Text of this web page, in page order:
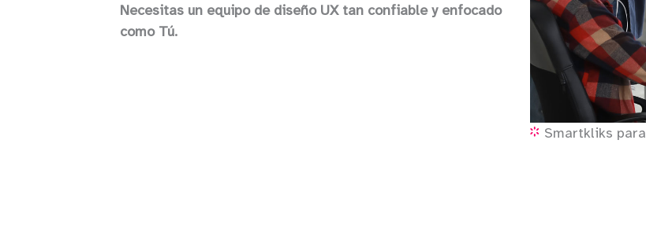
Necesitas un equipo de diseño UX tan confiable y enfocado
como Tú.
Smartkliks